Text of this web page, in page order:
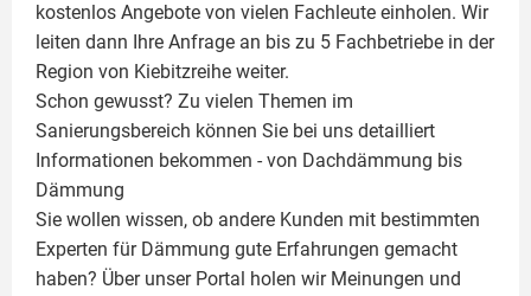
kostenlos Angebote von vielen Fachleute einholen. Wir
leiten dann Ihre Anfrage an bis zu 5 Fachbetriebe in der
Region von Kiebitzreihe weiter.
Schon gewusst? Zu vielen Themen im
Sanierungsbereich können Sie bei uns detailliert
Informationen bekommen - von Dachdämmung bis
Dämmung
Sie wollen wissen, ob andere Kunden mit bestimmten
Experten für Dämmung gute Erfahrungen gemacht
haben? Über unser Portal holen wir Meinungen und